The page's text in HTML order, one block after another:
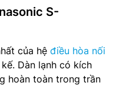
S-
của hệ điều hòa nối
Dàn lạnh có kích
hoàn toàn trong trần